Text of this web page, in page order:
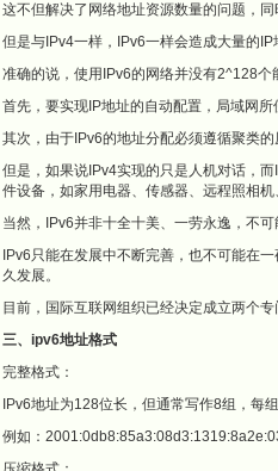
这不但解决了网络地址资源数量的问题，
但是与IPv4一样，IPv6一样会造成大量的IP
准确的说，使用IPv6的网络并没有2^128个
首先，要实现IP地址的自动配置，局域网
其次，由于IPv6的地址分配必须遵循聚类的
但是，如果说IPv4实现的只是人机对话，
件设备，如家用电器、传感器、远程照相
当然，IPv6并非十全十美、一劳永逸，不可
IPv6只能在发展中不断完善，也不可能在
久发展。
目前，国际互联网组织已经决定成立两个
三、ipv6地址格式
完整格式：
IPv6地址为128位长，但通常写作8组，每
例如：